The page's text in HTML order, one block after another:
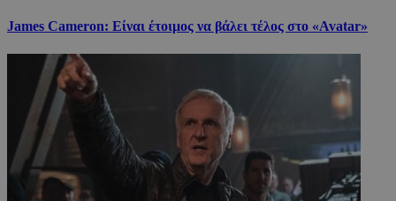
James Cameron: Είναι έτοιμος να βάλει τέλος στο «Avatar»